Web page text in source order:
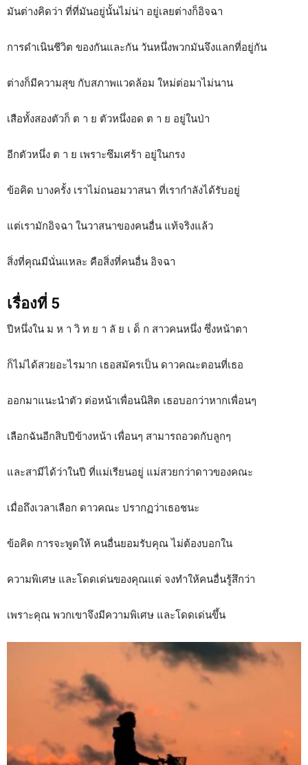
มันต่างคิดว่า ที่ที่มันอยู่นั้นไม่น่า อยู่เลยต่างก็อิจฉา
การดำเนินชีวิต ของกันและกัน วันหนึ่งพวกมันจึงแลกที่อยู่กัน
ต่างก็มีความสุข กับสภาพแวดล้อม ใหม่ต่อมาไม่นาน
เสือทั้งสองตัวก็ ต า ย ตัวหนึ่งอด ต า ย อยู่ในป่า
อีกตัวหนึ่ง ต า ย เพราะซึมเศร้า อยู่ในกรง
ข้อคิด บางครั้ง เราไม่ถนอมวาสนา ที่เรากำลังได้รับอยู่
แต่เรามักอิจฉา ในวาสนาของคนอื่น แท้จริงแล้ว
สิ่งที่คุณมีนั่นแหละ คือสิ่งที่คนอื่น อิจฉา
เรื่องที่ 5
ปีหนึ่งใน ม ห า วิ ท ย า ลั ย เ ด็ ก สาวคนหนึ่ง ซึ่งหน้าตา
ก็ไม่ได้สวยอะไรมาก เธอสมัครเป็น ดาวคณะตอนที่เธอ
ออกมาแนะนำตัว ต่อหน้าเพื่อนนิสิต เธอบอกว่าหากเพื่อนๆ
เลือกฉันอีกสิบปีข้างหน้า เพื่อนๆ สามารถอวดกับลูกๆ
และสามีได้ว่าในปี ที่แม่เรียนอยู่ แม่สวยกว่าดาวของคณะ
เมื่อถึงเวลาเลือก ดาวคณะ ปรากฏว่าเธอชนะ
ข้อคิด การจะพูดให้ คนอื่นยอมรับคุณ ไม่ต้องบอกใน
ความพิเศษ และโดดเด่นของคุณแต่ จงทำให้คนอื่นรู้สึกว่า
เพราะคุณ พวกเขาจึงมีความพิเศษ และโดดเด่นขึ้น